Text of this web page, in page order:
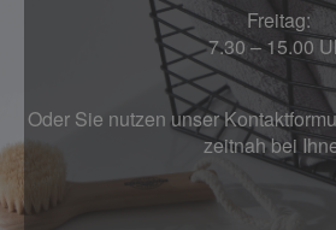
Freitag:
7.30 – 15.00
Oder Sie nutzen unser
zeitnah bei